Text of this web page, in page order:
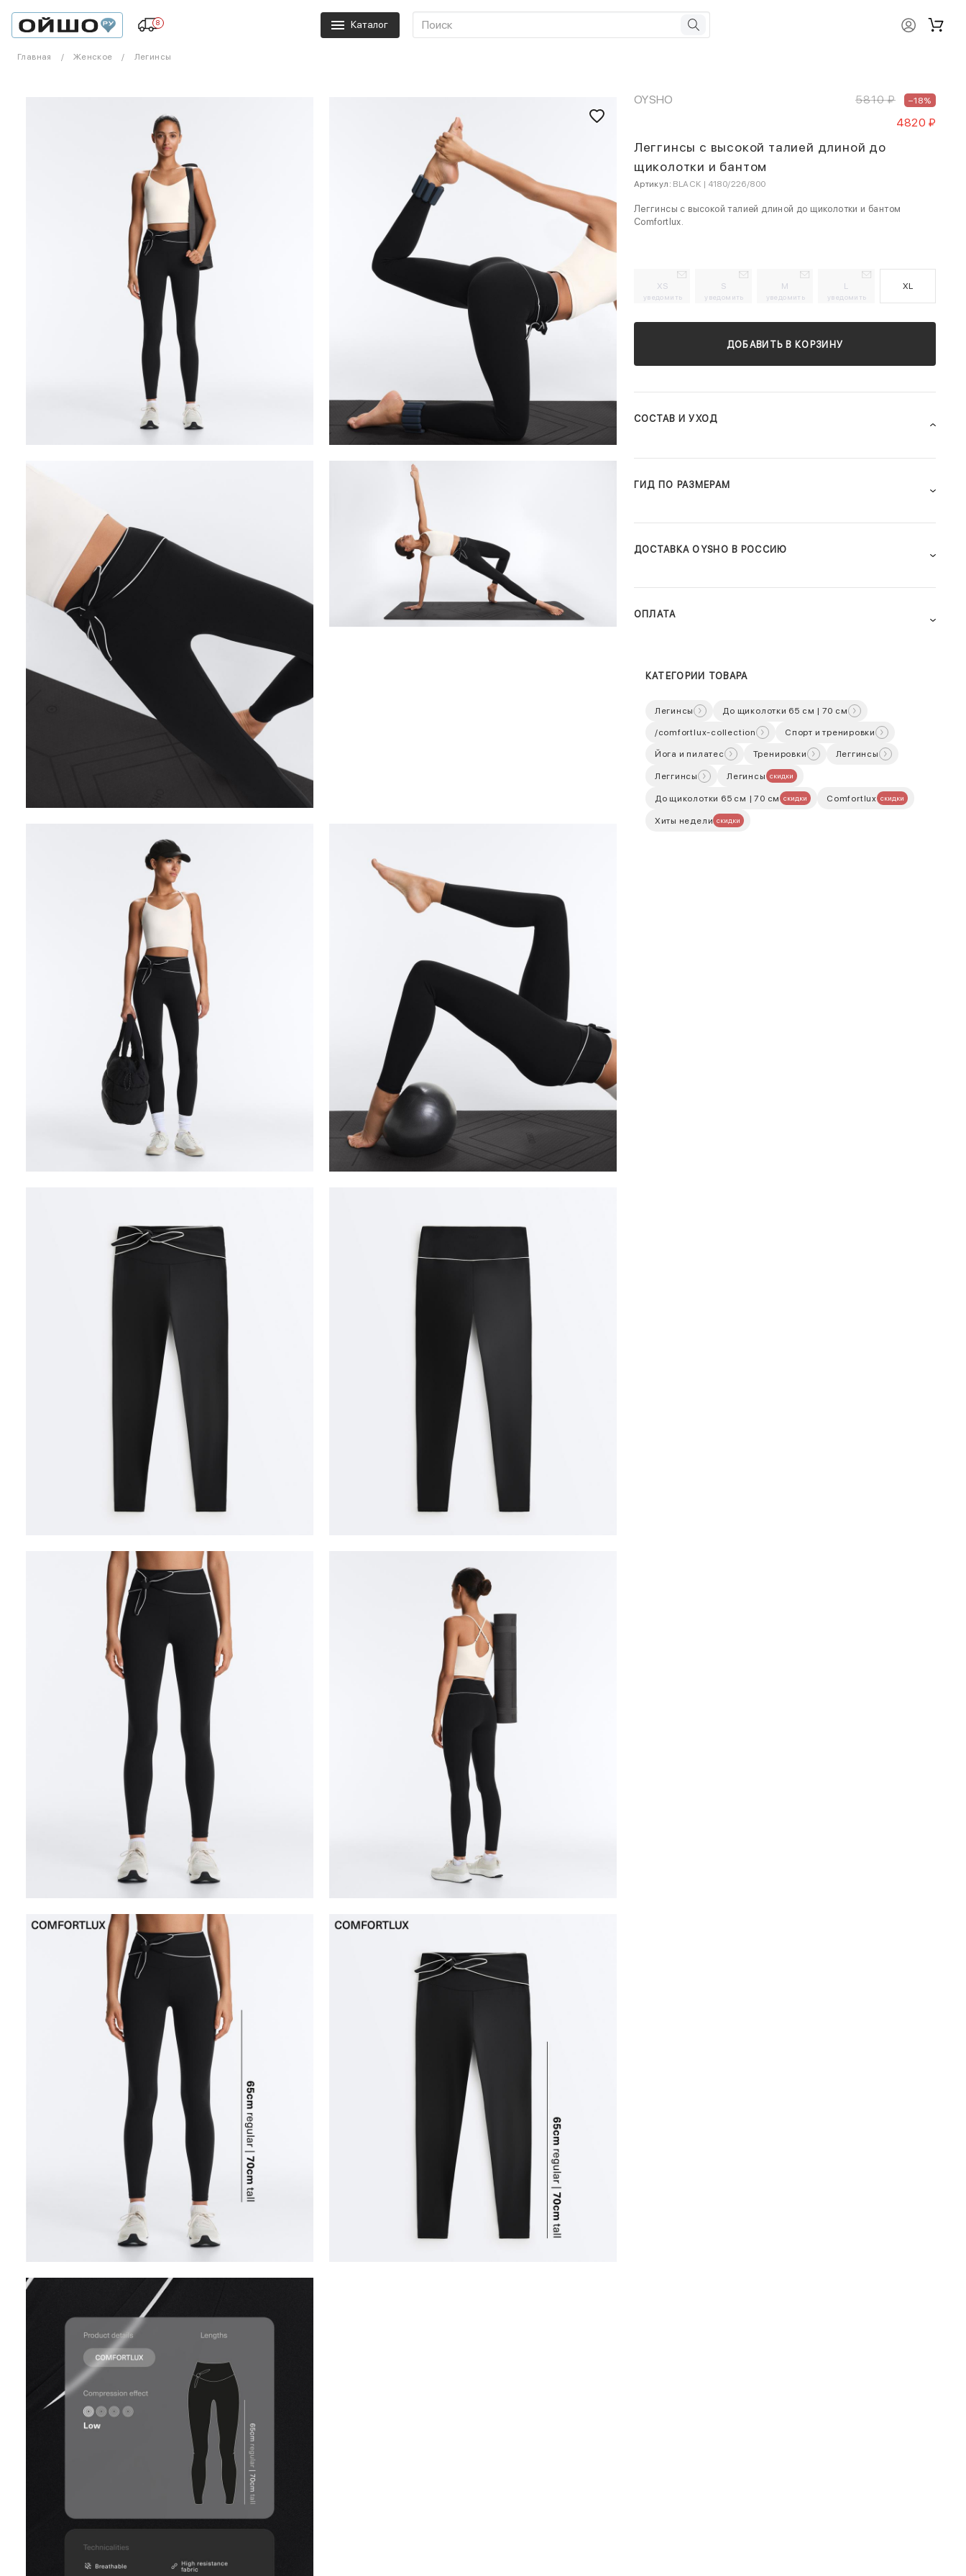
8 Каталог
Главная Женское Легинсы
OYSHO 5810 ₽ –18%
4820 ₽
Леггинсы с высокой талией длиной до
щиколотки и бантом
Артикул: BLACK | 4180/226/800
Леггинсы с высокой талией длиной до щиколотки и бантом
Comfortlux.
XS
уведомить
S
уведомить
M
уведомить
L
уведомить
XL
ДОБАВИТЬ В КОРЗИНУ
СОСТАВ И УХОД
ГИД ПО РАЗМЕРАМ
ДОСТАВКА OYSHO В РОССИЮ
ОПЛАТА
КАТЕГОРИИ ТОВАРА
Легинсы До щиколотки 65 см | 70 см
/comfortlux-collection Спорт и тренировки
Йога и пилатес Тренировки Леггинсы
Леггинсы Легинсы скидки
До щиколотки 65 см | 70 см скидки Comfortlux скидки
Хиты недели скидки